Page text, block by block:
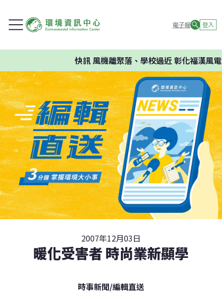
電子報 登入
快訊風機離聚落、學校過近 彰化福漢風電
2007年12月03日
暖化受害者 時尚業新顯學
時事新聞/編輯直送